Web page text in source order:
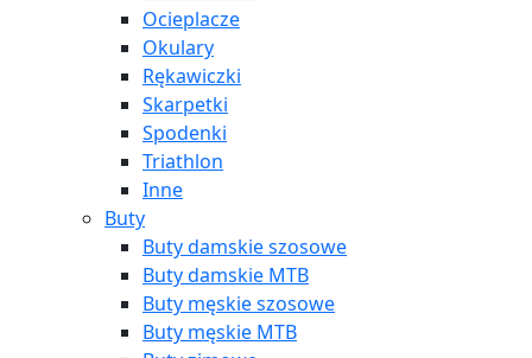
Ocieplacze
Okulary
Rękawiczki
Skarpetki
Spodenki
Triathlon
Inne
Buty
Buty damskie szosowe
Buty damskie MTB
Buty męskie szosowe
Buty męskie MTB